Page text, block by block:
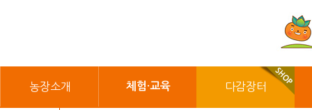
농장소개 체험·교육 다감장터